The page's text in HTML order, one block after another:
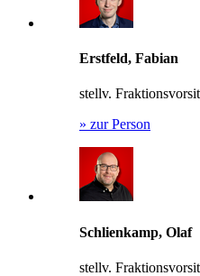
Erstfeld, Fabian
stellv.
» zur Person
Schlienkamp, Olaf
stellv.